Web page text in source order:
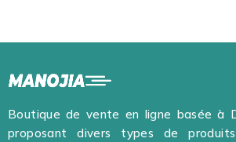
Boutique de vente en ligne basée à
proposant divers types de produits